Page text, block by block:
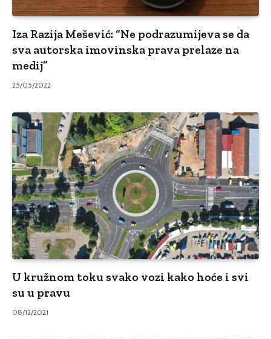
Iza Razija Mešević: “Ne podrazumijeva se da
sva autorska imovinska prava prelaze na
medij”
25/05/2022
U kružnom toku svako vozi kako hoće i svi
su u pravu
08/12/2021